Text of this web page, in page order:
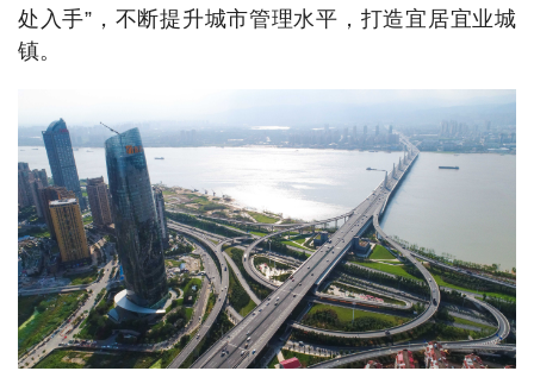
处入手”，不断提升城市管理水平，打造宜居宜业城
镇。